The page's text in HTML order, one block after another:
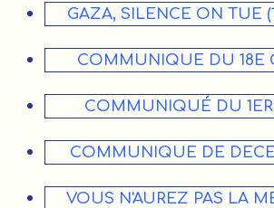
GAZA, SILENCE ON TUE
COMMUNIQUE DU 18E
COMMUNIQUÉ DU 1ER
COMMUNIQUE DE
VOUS N'AUREZ PAS LA